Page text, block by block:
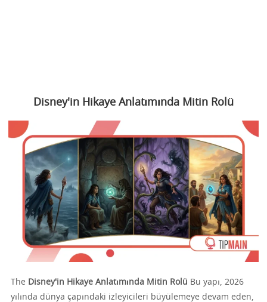
Disney'in Hikaye Anlatımında Mitin Rolü
The Disney'in Hikaye Anlatımında Mitin Rolü Bu yapı, 2026
yılında dünya çapındaki izleyicileri büyülemeye devam eden,